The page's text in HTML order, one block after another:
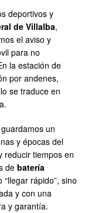
deportivos y
de Villalba,
el aviso y
para no
la estación de
por andenes,
se traduce en
un
y épocas del
reducir tiempos en
de batería
rápido”, sino
y con una
y garantía.